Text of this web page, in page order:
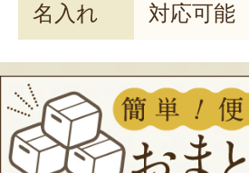
名入れ 対応可能